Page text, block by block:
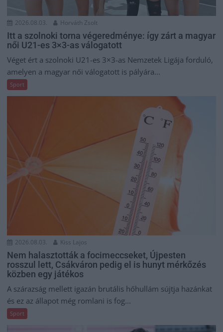
2026.08.03. Horváth Zsolt
Itt a szolnoki torna végeredménye: így zárt a magyar
női U21-es 3×3-as válogatott
Véget ért a szolnoki U21-es 3×3-as Nemzetek Ligája forduló,
amelyen a magyar női válogatott is pályára...
Sport
2026.08.03. Kiss Lajos
Nem halasztották a focimeccseket, Újpesten
rosszul lett, Csákváron pedig el is hunyt mérkőzés
közben egy játékos
A szárazság mellett igazán brutális hőhullám sújtja hazánkat
és ez az állapot még romlani is fog...
Sport